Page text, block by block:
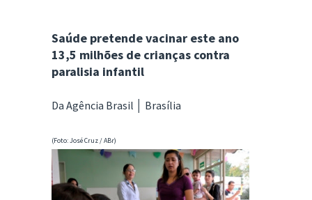
Saúde pretende vacinar este ano
13,5 milhões de crianças contra
paralisia infantil
Da Agência Brasil │ Brasília
(Foto: José Cruz / ABr)